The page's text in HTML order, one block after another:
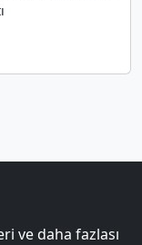
ve daha fazlası